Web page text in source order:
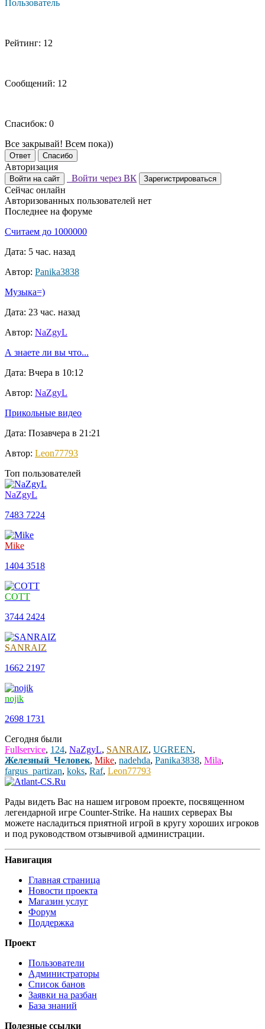
Пользователь
Рейтинг: 12
Сообщений: 12
Спасибок: 0
Все закрывай! Всем пока))
Ответ Спасибо
Авторизация
Войти на сайт Войти через ВК Зарегистрироваться
Сейчас онлайн
Авторизованных пользователей нет
Последнее на форуме
Считаем до 1000000
Дата: 5 час. назад
Автор: Panika3838
Музыка=)
Дата: 23 час. назад
Автор: NaZgyL
А знаете ли вы что...
Дата: Вчера в 10:12
Автор: NaZgyL
Прикольные видео
Дата: Позавчера в 21:21
Автор: Leon77793
Топ пользователей
NaZgyL
7483 7224
Mike
1404 3518
COTT
3744 2424
SANRAIZ
1662 2197
nojik
2698 1731
Сегодня были
Fullservice, 124, NaZgyL, SANRAIZ, UGREEN,
Железный_Человек, Mike, nadehda, Panika3838, Mila,
fargus_partizan, koks, Raf, Leon77793
Рады видеть Вас на нашем игровом проекте, посвященном
легендарной игре Counter-Strike. На наших серверах Вы
можете насладиться приятной игрой в кругу хороших игроков
и под руководством отзывчивой администрации.
Навигация
Главная страница
Новости проекта
Магазин услуг
Форум
Поддержка
Проект
Пользователи
Администраторы
Список банов
Заявки на разбан
База знаний
Полезные ссылки